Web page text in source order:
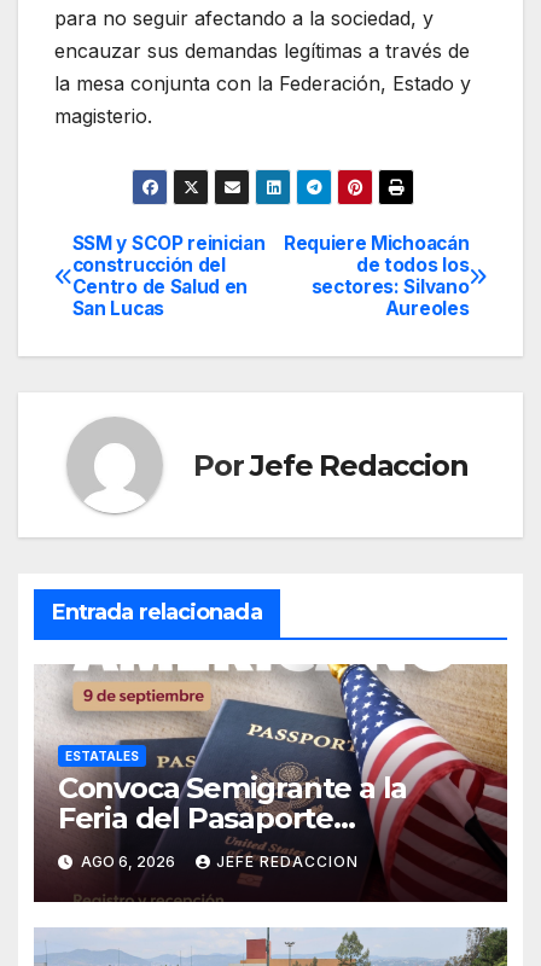
para no seguir afectando a la sociedad, y
encauzar sus demandas legítimas a través de
la mesa conjunta con la Federación, Estado y
magisterio.
Navegación
de
entradas
Requiere Michoacán
de todos los
sectores: Silvano
Aureoles
SSM y SCOP reinician
construcción del
Centro de Salud en
San Lucas
PorJefe Redaccion
Entrada relacionada
ESTATALES
Convoca Semigrante a la
Feria del Pasaporte
Estadounidense 2026
AGO 6, 2026 JEFE REDACCION